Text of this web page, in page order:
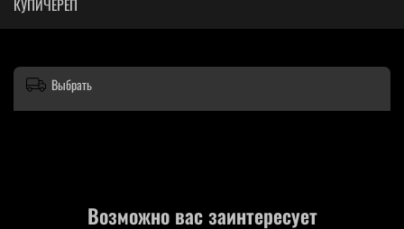
КУПИЧЕРЕП
Выбрать
Возможно вас заинтересует